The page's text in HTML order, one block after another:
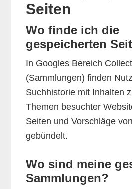
Seiten
Wo finde ich die
gespeicherten
In Googles Bereich
(Sammlungen) finden
Suchhistorie mit Inhalten
Themen besuchter
Seiten und Vorschläge
gebündelt.
Wo sind meine
Sammlungen?